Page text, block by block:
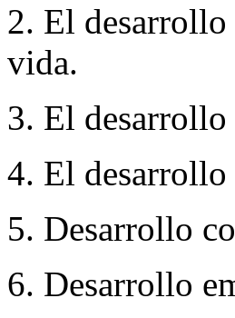
2. El
vida.
3. El desarrollo
4. El
5. Desarrollo
6. Desarrollo